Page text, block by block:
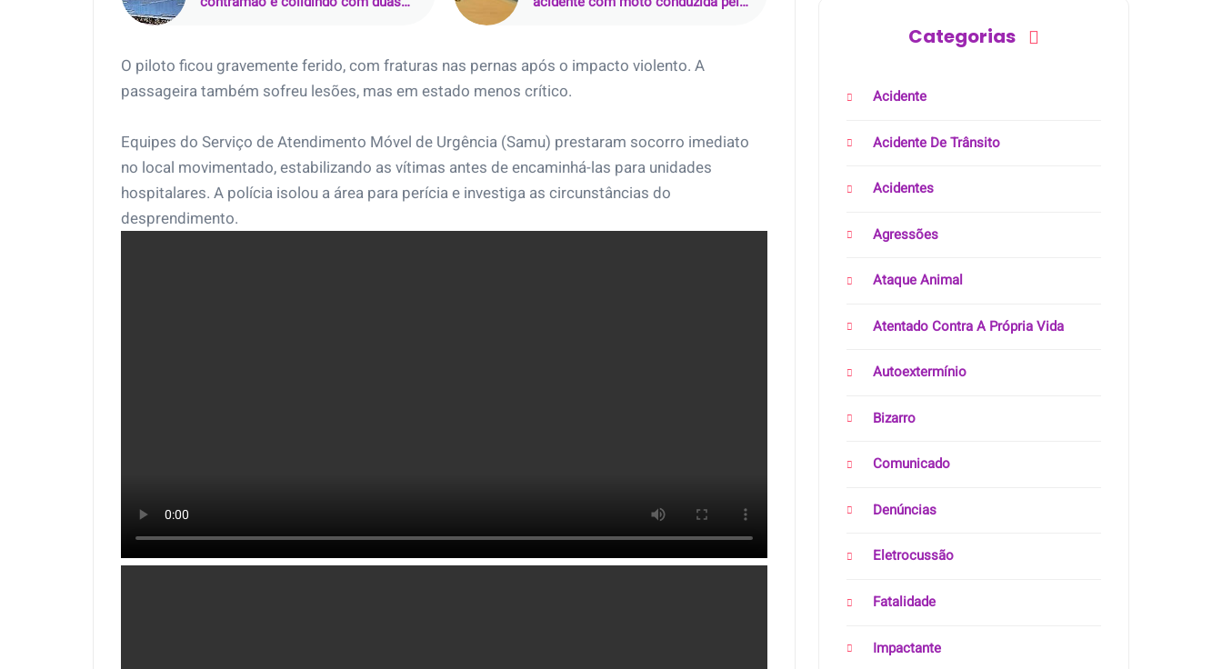
O piloto ficou gravemente ferido, com fraturas nas pernas após o impacto violento. A
passageira também sofreu lesões, mas em estado menos crítico.
Equipes do Serviço de Atendimento Móvel de Urgência (Samu) prestaram socorro imediato
no local movimentado, estabilizando as vítimas antes de encaminhá-las para unidades
hospitalares. A polícia isolou a área para perícia e investiga as circunstâncias do
desprendimento.
Categorias
Acidente
Acidente De Trânsito
Acidentes
Agressões
Ataque Animal
Atentado Contra A Própria Vida
Autoextermínio
Bizarro
Comunicado
Denúncias
Eletrocussão
Fatalidade
Impactante